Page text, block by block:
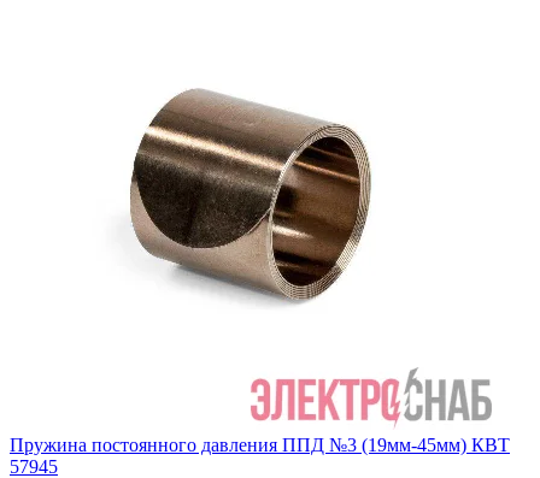
Пружина постоянного давления ППД №3 (19мм-45мм) КВТ
57945